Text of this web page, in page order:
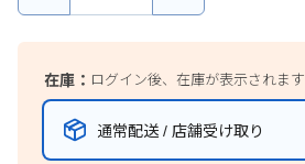
在庫： ログイン後、在庫が表示されます
通常配送 / 店舗受け取り